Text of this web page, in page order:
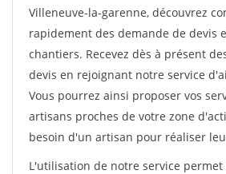
Villeneuve-la-garenne, découvrez
rapidement des demande de devis
chantiers. Recevez dès à présent
devis en rejoignant notre service
Vous pourrez ainsi proposer vos
artisans proches de votre zone
besoin d'un artisan pour réaliser
L'utilisation de notre service